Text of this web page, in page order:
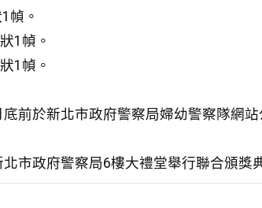
幀。
1幀。
1幀。
前於新北市政府警察局婦幼警察隊網
市政府警察局6樓大禮堂舉行聯合頒獎